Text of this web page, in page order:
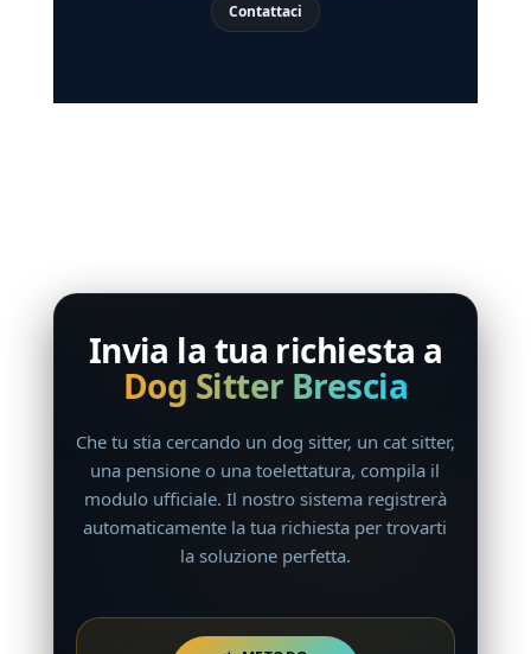
Contattaci
Invia la tua richiesta a
Dog Sitter Brescia
Che tu stia cercando un dog sitter, un cat sitter,
una pensione o una toelettatura, compila il
modulo ufficiale. Il nostro sistema registrerà
automaticamente la tua richiesta per trovarti
la soluzione perfetta.